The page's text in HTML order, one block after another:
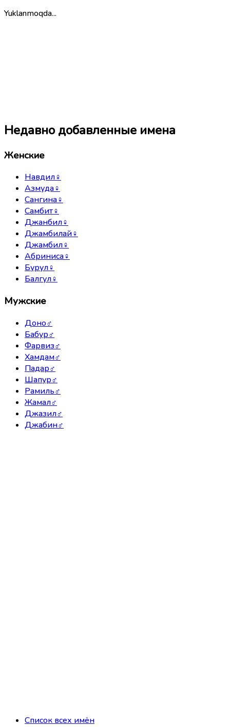
Yuklanmoqda...
Недавно добавленные имена
Женские
Навдил♀
Азмуда♀
Сангина♀
Самбит♀
Джанбил♀
Джамбилай♀
Джамбил♀
Абриниса♀
Бурул♀
Балгул♀
Мужские
Доно♂
Бабур♂
Фарвиз♂
Хамдам♂
Падар♂
Шапур♂
Рамиль♂
Жамал♂
Джазил♂
Джабин♂
Список всех имён